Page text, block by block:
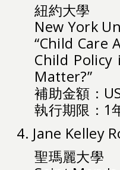
紐約大學
New York
“Child
Child
Matter?”
補助金額：
執行期限：1
4. Jane Kelley
聖瑪麗大學